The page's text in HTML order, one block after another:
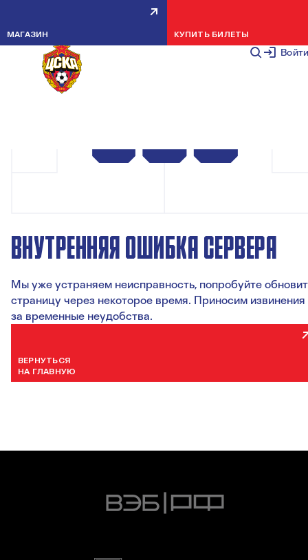
Войти
МАГАЗИН КУПИТЬ БИЛЕТЫ
ВНУТРЕННЯЯ ОШИБКА СЕРВЕРА
Мы уже устраняем неисправность, попробуйте
страницу через некоторое время. Приносим извинения
за временные неудобства.
ВЕРНУТЬСЯ
НА ГЛАВНУЮ